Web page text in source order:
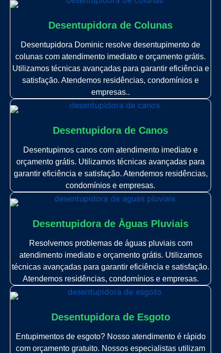
Desentupidora de Colunas
Desentupidora Dominic resolve desentupimento de
colunas com atendimento imediato e orçamento grátis.
Utilizamos técnicas avançadas para garantir eficiência e
satisfação. Atendemos residências, condomínios e
empresas..
Desentupidora de Canos
Desentupimos canos com atendimento imediato e
orçamento grátis. Utilizamos técnicas avançadas para
garantir eficiência e satisfação. Atendemos residências,
condomínios e empresas.
Desentupidora de Àguas Pluviais
Resolvemos problemas de águas pluviais com
atendimento imediato e orçamento grátis. Utilizamos
técnicas avançadas para garantir eficiência e satisfação.
Atendemos residências, condomínios e empresas.
Desentupidora de Esgoto
Entupimentos de esgoto? Nosso atendimento é rápido
com orçamento gratuito. Nossos especialistas utilizam